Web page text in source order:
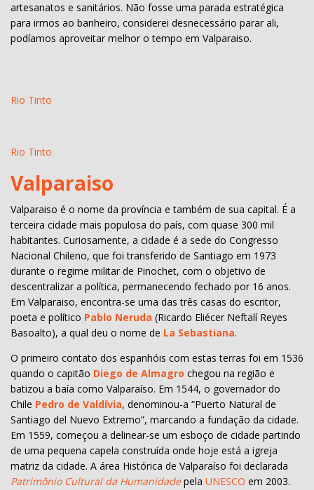
artesanatos e sanitários. Não fosse uma parada estratégica
para irmos ao banheiro, considerei desnecessário parar ali,
podíamos aproveitar melhor o tempo em Valparaiso.
Rio Tinto
Rio Tinto
Valparaiso
Valparaiso é o nome da província e também de sua capital. É a
terceira cidade mais populosa do país, com quase 300 mil
habitantes. Curiosamente, a cidade é a sede do Congresso
Nacional Chileno, que foi transferido de Santiago em 1973
durante o regime militar de Pinochet, com o objetivo de
descentralizar a política, permanecendo fechado por 16 anos.
Em Valparaiso, encontra-se uma das três casas do escritor,
poeta e político Pablo Neruda (Ricardo Eliécer Neftalí Reyes
Basoalto), a qual deu o nome de La Sebastiana.
O primeiro contato dos espanhóis com estas terras foi em 1536
quando o capitão Diego de Almagro chegou na região e
batizou a baía como Valparaíso. Em 1544, o governador do
Chile Pedro de Valdívia, denominou-a “Puerto Natural de
Santiago del Nuevo Extremo”, marcando a fundação da cidade.
Em 1559, começou a delinear-se um esboço de cidade partindo
de uma pequena capela construída onde hoje está a igreja
matriz da cidade. A área Histórica de Valparaíso foi declarada
Patrimônio Cultural da Humanidadepela UNESCO em 2003.